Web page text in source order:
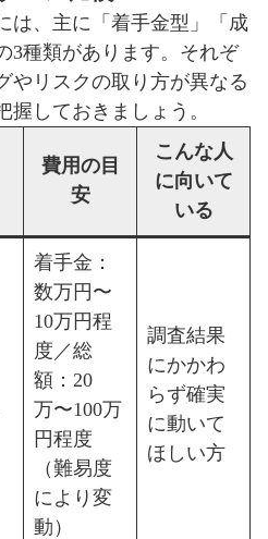
は、主に「着手金型」「成
3種類があります。それぞ
やリスクの取り方が異なる
しておきましょう。
費用の目
安
こんな人
に向いて
いる
着手金：
数万円〜
10万円程
度／総
額：20
万〜100万
円程度
（難易度
により変
動）
調査結果
にかかわ
らず確実
に動いて
ほしい方